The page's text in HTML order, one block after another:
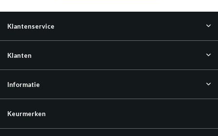
Klantenservice
Klanten
Informatie
Keurmerken